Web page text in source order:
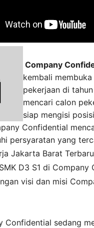
Company
kembali
pekerjaan di
mencari calon
siap mengisi
Confidential
persyaratan yang
Jakarta Barat
D3 S1 di Company
visi dan misi
Confidential sedang